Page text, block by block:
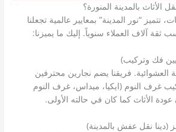
الأثاث بالمدينة المنورة؟
“نور المدينة” بمعايير عالمية تجعلنا
ثقة آلاف العملاء سنوياً. إليك ما يميزنا:
العشوائية. فريقنا يضم نجارين محترفين
غرف النوم (ايكيا، ميداس، غرف النوم
عودة الأثاث كما كان في حالته الأولى.